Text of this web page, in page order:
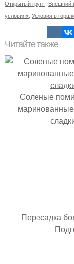
Открытый грунт Внешний
условиях Условия в
Читайте также
Соленые
маринованные
Пересадка